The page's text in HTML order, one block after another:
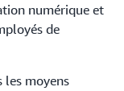
numérique et
de
les moyens